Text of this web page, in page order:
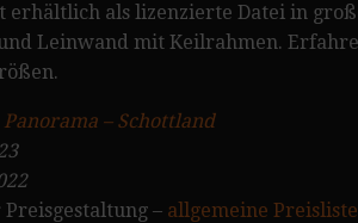
erhältlich als lizenzierte Datei in
Leinwand mit Keilrahmen.
Panorama – Schottland
– allgemeine Preisliste